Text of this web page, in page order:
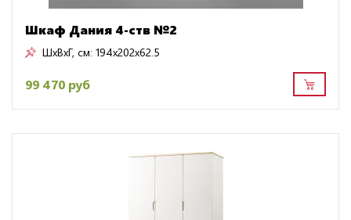
Шкаф Дания 4-ств №2
ШxВxГ, см: 194x202x62.5
99 470 руб